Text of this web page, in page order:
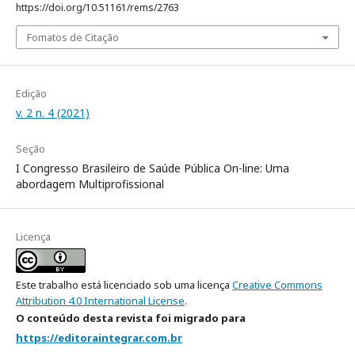
https://doi.org/10.51161/rems/2763
Fomatos de Citação
Edição
v. 2 n. 4 (2021)
Seção
I Congresso Brasileiro de Saúde Pública On-line: Uma
abordagem Multiprofissional
Licença
Este trabalho está licenciado sob uma licença Creative Commons
Attribution 4.0 International License.
O conteúdo desta revista foi migrado para
https://editoraintegrar.com.br